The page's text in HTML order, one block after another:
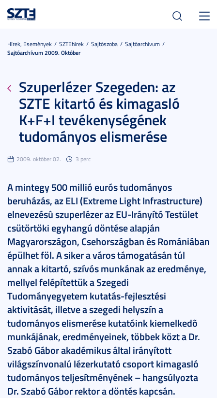
Hírek, Események SZTEhírek Sajtószoba
Sajtóarchívum
Sajtóarchívum 2009. Október
Szuperlézer Szegeden: az
SZTE kitartó és kimagasló
K+F+I tevékenységének
tudományos elismerése
2009. október 02. 3 perc
A mintegy 500 millió eurós tudományos
beruházás, az ELI (Extreme Light Infrastructure)
elnevezésû szuperlézer az EU-Irányító Testület
csütörtöki egyhangú döntése alapján
Magyarországon, Csehországban és Romániában
épülhet föl. A siker a város támogatásán túl
annak a kitartó, szívós munkának az eredménye,
mellyel felépítettük a Szegedi
Tudományegyetem kutatás-fejlesztési
aktivitását, illetve a szegedi helyszín a
tudományos elismerése kutatóink kiemelkedõ
munkájának, eredményeinek, többek közt a Dr.
Szabó Gábor akadémikus által irányított
világszínvonalú lézerkutató csoport kimagasló
tudományos teljesítményének – hangsúlyozta
Dr. Szabó Gábor rektor a döntés kapcsán.